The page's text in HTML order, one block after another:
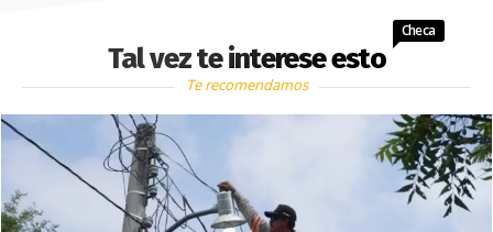
Tal vez te interese esto
Checa
Te recomendamos